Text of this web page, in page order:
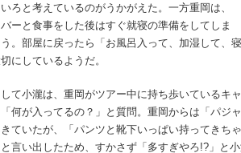
ろと考えているのがうかがえた。一方重岡は、
ーと食事をした後はすぐ就寝の準備をしてしま
う。部屋に戻ったら「お風呂入って、加湿して、
にしているようだ。
て小瀧は、重岡がツアー中に持ち歩いているキ
何が入ってるの？」と質問。重岡からは「パジ
きていたが、「パンツと靴下いっぱい持ってきち
言い出したため、すかさず「多すぎやろ!?」と